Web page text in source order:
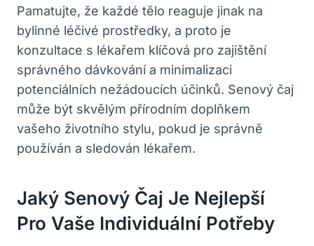
Pamatujte, že každé tělo reaguje jinak na
bylinné léčivé prostředky, a proto je
konzultace s lékařem klíčová pro zajištění
správného dávkování a minimalizaci
potenciálních nežádoucích účinků. Senový čaj
může být skvělým přírodním doplňkem
vašeho životního stylu, pokud je správně
používán a sledován lékařem.
Jaký Senový Čaj Je Nejlepší
Pro Vaše Individuální Potřeby